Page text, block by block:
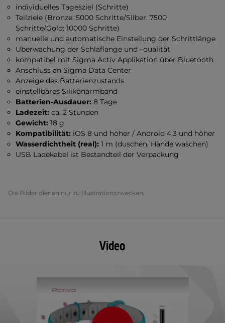
individuelles Tagesziel (Schritte)
Teilziele (Bronze: 5000 Schritte/Silber: 7500
Schritte/Gold: 10000 Schritte)
manuelle und automatische Einstellung der Schrittlänge
Überwachung der Schlaflänge und –qualität
kompatibel mit Sigma Activ Applikation über Bluetooth
Anschluss an Sigma Data Center
Anzeige des Batterienzustands
einstellbares Silikonarmband
Batterien-Ausdauer: 8 Tage
Ladezeit: ca. 2 Stunden
Gewicht: 18 g
Kompatibilität: iOS 8 und höher / Android 4.3 und höher
Wasserdichtheit (real): 1 m (duschen, Hände waschen)
USB Ladekabel ist Bestandteil der Verpackung
Die Bilder dienen nur zu Illustrationszwecken.
Video